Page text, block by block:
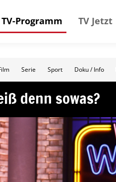
TV-Programm TV Jetzt
Serie Sport Doku / Info
denn sowas?